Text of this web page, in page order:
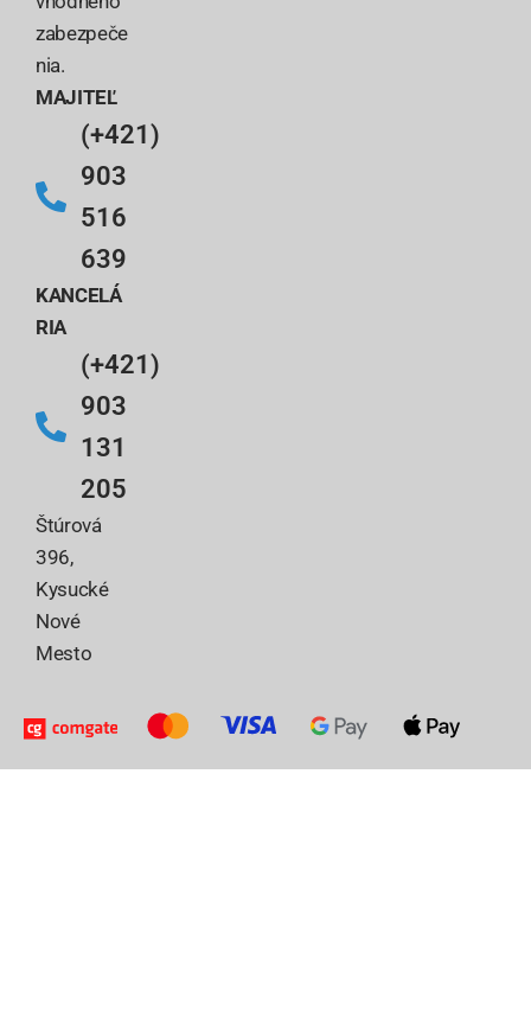
zabezpeče
nia.
MAJITEĽ
(+421)
903
516
639
KANCELÁ
RIA
(+421)
903
131
205
Štúrová
396,
Kysucké
Nové
Mesto